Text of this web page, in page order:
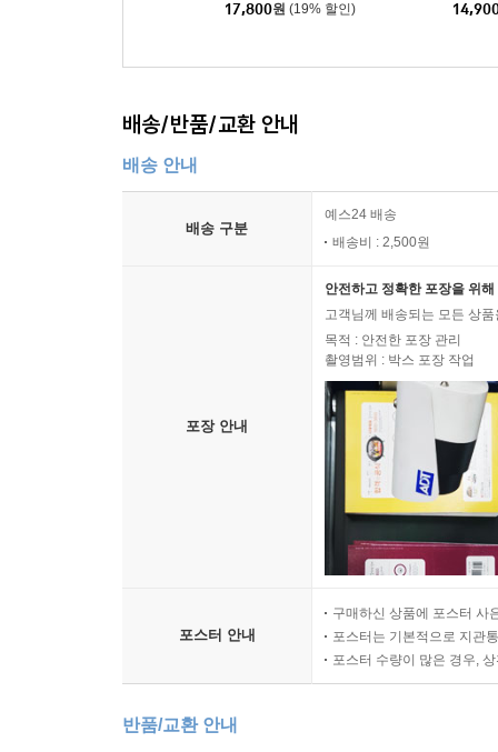
17,800원 (19% 할인)
배송/반품/교환 안내
배송 안내
배송 구분
예스24 배송
배송비 : 2,500원
포장 안내
안전하고 정확한 포장을 위
고객님께 배송되는 모든 상
목적 : 안전한 포장 관리
촬영범위 : 박스 포장 작업
포스터 안내
구매하신 상품에 포스터 사
포스터는 기본적으로 지관
포스터 수량이 많은 경우,
반품/교환 안내